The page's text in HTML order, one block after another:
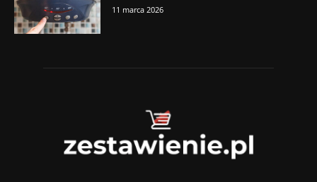
11 marca 2026